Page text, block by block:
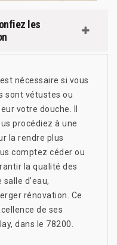
les
nécessaire si vous
sont vétustes ou
votre douche. Il
procédiez à une
la rendre plus
comptez céder ou
la qualité des
d’eau,
rénovation. Ce
de ses
dans le 78200.